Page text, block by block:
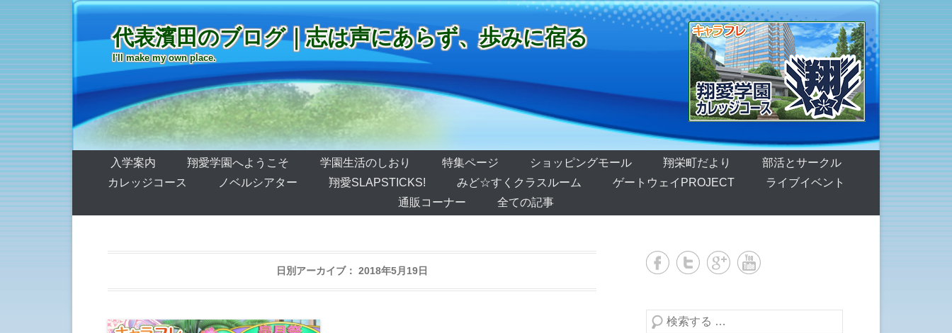
代表濱田のブログ｜志は声にあらず、歩みに宿る
I'll make my own place.
第1メニュー
コンテンツへ移動
入学案内 翔愛学園へようこそ 学園生活のしおり 特集ページ ショッピングモール 翔栄町だより
部活とサークル
カレッジコース
ノベルシアター 翔愛SLAPSTICKS! みど☆すくクラスルーム ゲートウェイPROJECT
ライブイベント
通販コーナー
全ての記事
日別アーカイブ： 2018年5月19日
検索する